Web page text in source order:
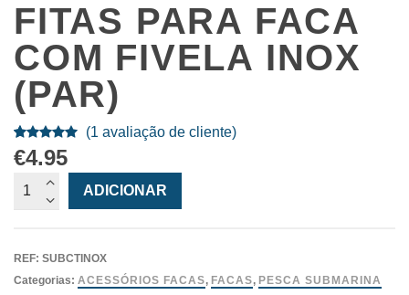
FITAS PARA FACA
COM FIVELA INOX
(PAR)
Classificado
com 5.00
em 5 com
base em
1
de cliente
(1 avaliação de cliente)
€4.95
Quantidade
ADICIONAR
REF: SUBCTINOX
Categorias: ACESSÓRIOS FACAS, FACAS, PESCA SUBMARINA